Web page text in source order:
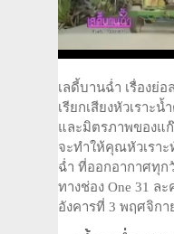
เลดี้บานฉ่ำ เรื่องย่
เรียกเสียงหัวเราะ
และมิตรภาพของแ
จะทำให้คุณหัวเรา
ฉ่ำ ที่ออกอากาศทุก
ทางช่อง One 31 ล
อังคารที่ 3 พฤศจิกา